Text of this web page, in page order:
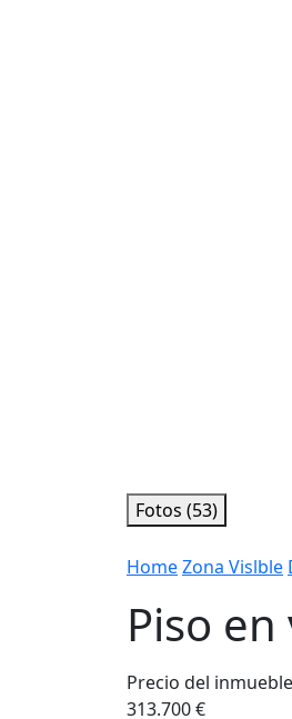
Fotos (53)
HomeZona Vislble
Piso
Precio del inmueble
313.700 €